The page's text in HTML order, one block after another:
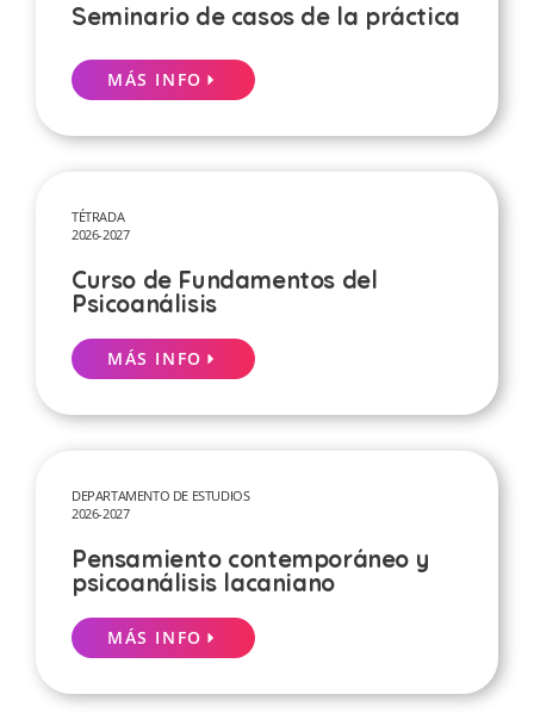
Seminario de casos de la práctica
MÁS INFO
TÉTRADA
2026-2027
Curso de Fundamentos del
Psicoanálisis
MÁS INFO
DEPARTAMENTO DE ESTUDIOS
2026-2027
Pensamiento contemporáneo y
psicoanálisis lacaniano
MÁS INFO